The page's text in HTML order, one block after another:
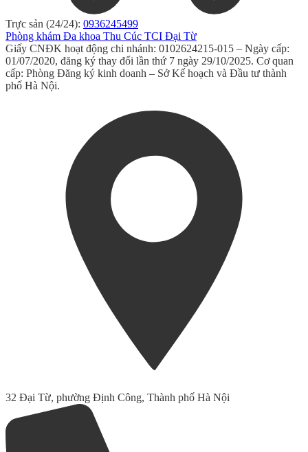
Trực sản (24/24): 0936245499
Phòng khám Đa khoa Thu Cúc TCI Đại Từ
Giấy CNĐK hoạt động chi nhánh: 0102624215-015 – Ngày cấp:
01/07/2020, đăng ký thay đổi lần thứ 7 ngày 29/10/2025. Cơ quan
cấp: Phòng Đăng ký kinh doanh – Sở Kế hoạch và Đầu tư thành
phố Hà Nội.
32 Đại Từ, phường Định Công, Thành phố Hà Nội